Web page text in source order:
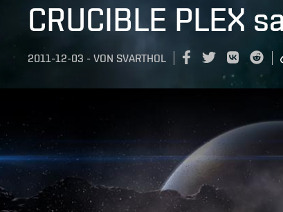
CRUCIBLE PLEX
2011-12-03 - VON SVARTHOL